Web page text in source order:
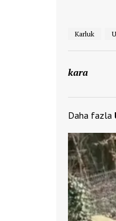
Karluk
kara
Daha fazla